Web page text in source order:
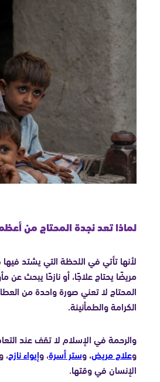
لماذا تعد نجدة المحتاج من
لأنها تأتي في اللحظة التي يشتد
مريضًا يحتاج علاجًا، أو نازحًا يبحث
المحتاج لا تعني صورة واحدة من
الكرامة والطمأنينة.
والرحمة في الإسلام لا تقف عند
وعلاج مريض، وستر أسرة، وإيواء نازح،
الإنسان في وقتها.